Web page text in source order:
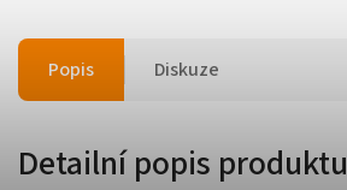
Popis Diskuze
Detailní popis produktu